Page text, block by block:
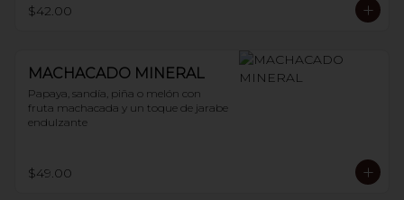
$42.00
MACHACADO MINERAL
Papaya, sandía, piña o melón con
fruta machacada y un toque de jarabe
endulzante
$49.00